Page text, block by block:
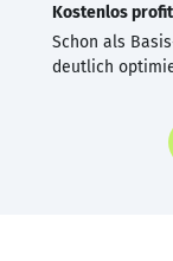
Kostenlos
Schon als
deutlich